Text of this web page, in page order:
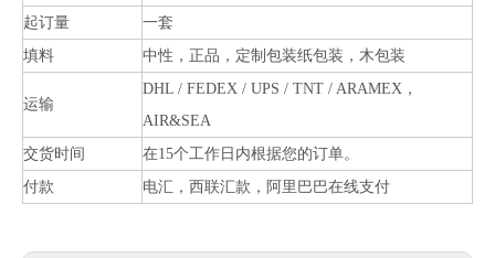
起订量
一套
填料
中性，正品，定制包装纸包装，木包装
运输
DHL / FEDEX / UPS / TNT / ARAMEX，
AIR&SEA
交货时间
在15个工作日内根据您的订单。
付款
电汇，西联汇款，阿里巴巴在线支付